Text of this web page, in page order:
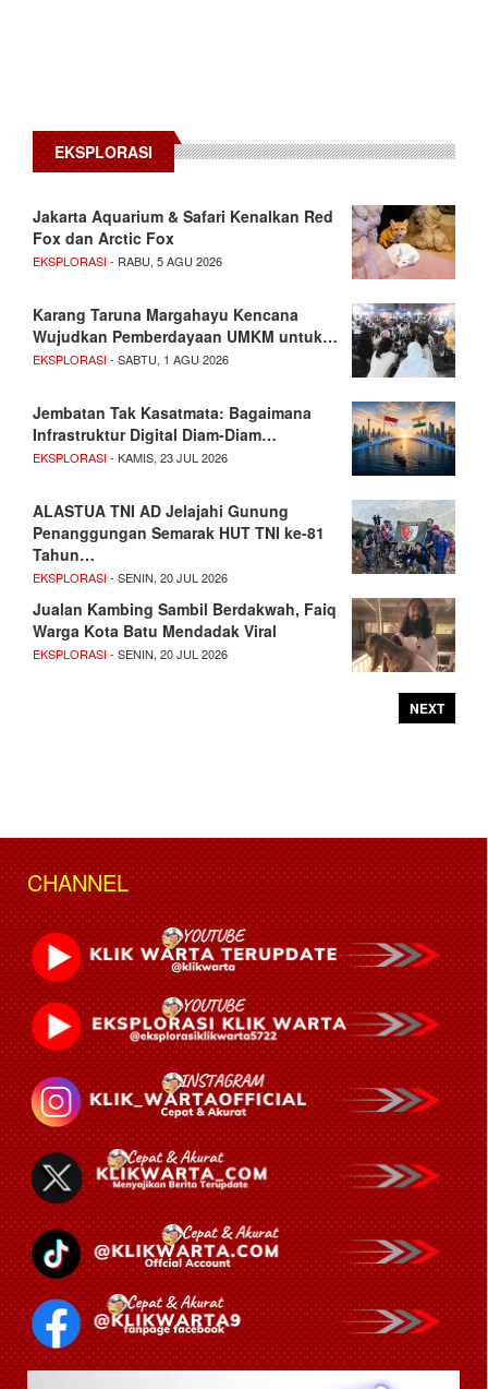
EKSPLORASI
Jakarta Aquarium & Safari Kenalkan Red
Fox dan Arctic Fox
EKSPLORASI- RABU, 5 AGU 2026
Karang Taruna Margahayu Kencana
Wujudkan Pemberdayaan UMKM untuk…
EKSPLORASI- SABTU, 1 AGU 2026
Jembatan Tak Kasatmata: Bagaimana
Infrastruktur Digital Diam-Diam…
EKSPLORASI- KAMIS, 23 JUL 2026
ALASTUA TNI AD Jelajahi Gunung
Penanggungan Semarak HUT TNI ke-81
Tahun…
EKSPLORASI- SENIN, 20 JUL 2026
Jualan Kambing Sambil Berdakwah, Faiq
Warga Kota Batu Mendadak Viral
EKSPLORASI- SENIN, 20 JUL 2026
NEXT
CHANNEL